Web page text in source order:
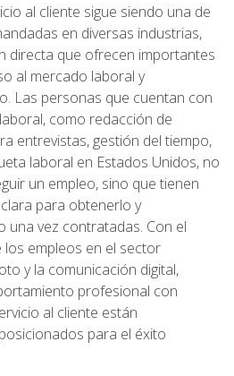
al cliente sigue siendo una de
en diversas industrias,
directa que ofrecen importantes
al mercado laboral y
Las personas que cuentan con
como redacción de
entrevistas, gestión del tiempo,
laboral en Estados Unidos, no
un empleo, sino que tienen
para obtenerlo y
una vez contratadas. Con el
empleos en el sector
y la comunicación digital,
profesional con
al cliente están
para el éxito